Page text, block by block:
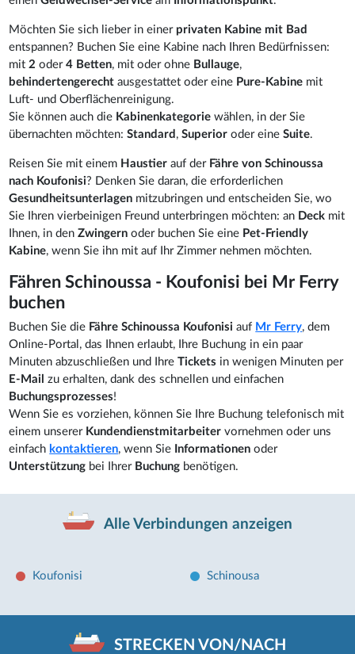
Möchten Sie sich lieber in einer privaten Kabine mit Bad
entspannen? Buchen Sie eine Kabine nach Ihren Bedürfnissen:
mit 2oder4 Betten, mit oder ohne Bullauge,
behindertengerechtausgestattet oder eine Pure-Kabine mit
Luft- und Oberflächenreinigung.
Sie können auch die Kabinenkategoriewählen, in der Sie
übernachten möchten:Standard ,Superioroder eineSuite.
Reisen Sie mit einem Haustierauf der Fähre von Schinoussa
nach Koufonisi? Denken Sie daran, die erforderlichen
Gesundheitsunterlagen mitzubringen und entscheiden Sie, wo
Sie Ihren vierbeinigen Freund unterbringen möchten: an Deck mit
Ihnen, in denZwingernoder buchen Sie eine Pet-Friendly
Kabine, wenn Sie ihn mit auf Ihr Zimmer nehmen möchten.
Fähren Schinoussa - Koufonisi bei Mr Ferry
buchen
Buchen Sie die Fähre Schinoussa Koufonisiauf Mr Ferry, dem
Online-Portal, das Ihnen erlaubt, Ihre Buchung in ein paar
Minuten abzuschließen und IhreTickets in wenigen Minuten per
E-Mailzu erhalten, dank des schnellen und einfachen
Buchungsprozesses!
Wenn Sie es vorziehen, können Sie Ihre Buchung telefonisch mit
einem unserer Kundendienstmitarbeitervornehmen oder uns
einfach kontaktieren, wenn Sie Informationenoder
Unterstützung bei Ihrer Buchung benötigen.
Alle Verbindungen anzeigen
Koufonisi Schinousa
STRECKEN VON/NACH